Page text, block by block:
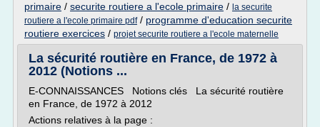
primaire / securite routiere a l'ecole primaire / la securite
routiere a l'ecole primaire pdf/ programme d'education securite
routiere exercices / projet securite routiere a l'ecole maternelle
La sécurité routière en France, de 1972 à
2012 (Notions ...
E-CONNAISSANCES Notions clés La sécurité routière
en France, de 1972 à 2012
Actions relatives à la page :